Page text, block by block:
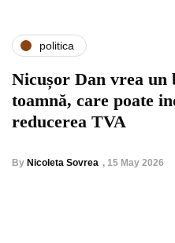
politica
Nicușor Dan vrea un
toamnă, care poate
reducerea TVA
By Nicoleta Sovrea , 15 May 2026